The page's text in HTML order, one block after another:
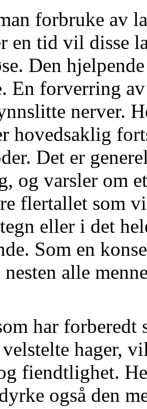
forbruke av
en tid vil disse
Den
En forverring
nerver.
hovedsaklig
Det er
og varsler om
flertallet som
eller i det
Som en
nesten alle
har forberedt
velstelte hager,
fiendtlighet.
også den